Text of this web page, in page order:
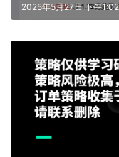
2025年5月27日 下午1:02